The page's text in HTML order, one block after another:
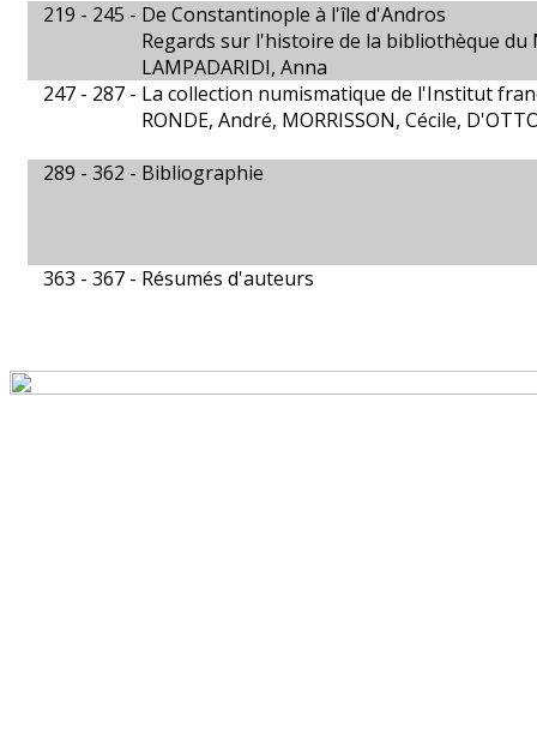
219 - 245 - De Constantinople à l'île d'Andros
Regards sur l'histoire de la bibliothèque du
LAMPADARIDI, Anna
247 - 287 - La collection numismatique de l'Institut
RONDE, André, MORRISSON, Cécile,
289 - 362 - Bibliographie
363 - 367 - Résumés d'auteurs